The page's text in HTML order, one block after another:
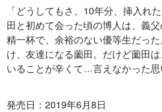
「どうしてもさ、10年分、挿入れ
田と初めて会った頃の博人は、義
精一杯で、余裕のない優等生だっ
け、友達になる薗田。だけど薗田
いることが辛くて…言えなかった
発売日：2019年6月8日